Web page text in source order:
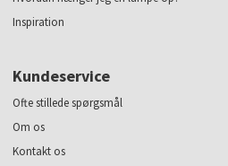
Inspiration
Kundeservice
Ofte stillede spørgsmål
Om os
Kontakt os